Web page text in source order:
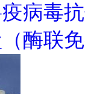
病毒
酶联免